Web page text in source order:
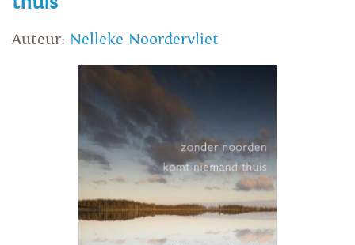
Auteur: Nelleke Noordervliet